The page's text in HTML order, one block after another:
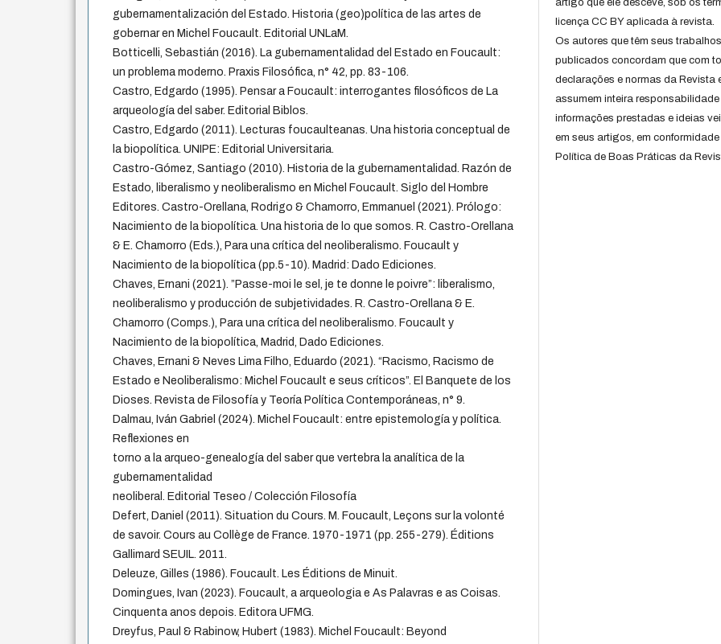
gubernamentalización del Estado. Historia (geo)política de las artes de
gobernar en Michel Foucault. Editorial UNLaM.
Botticelli, Sebastián (2016). La gubernamentalidad del Estado en Foucault:
un problema moderno. Praxis Filosófica, n° 42, pp. 83-106.
Castro, Edgardo (1995). Pensar a Foucault: interrogantes filosóficos de La
arqueología del saber. Editorial Biblos.
Castro, Edgardo (2011). Lecturas foucaulteanas. Una historia conceptual de
la biopolítica. UNIPE: Editorial Universitaria.
Castro-Gómez, Santiago (2010). Historia de la gubernamentalidad. Razón de
Estado, liberalismo y neoliberalismo en Michel Foucault. Siglo del Hombre
Editores. Castro-Orellana, Rodrigo & Chamorro, Emmanuel (2021). Prólogo:
Nacimiento de la biopolítica. Una historia de lo que somos. R. Castro-Orellana
& E. Chamorro (Eds.), Para una crítica del neoliberalismo. Foucault y
Nacimiento de la biopolítica (pp.5-10). Madrid: Dado Ediciones.
Chaves, Ernani (2021). ”Passe-moi le sel, je te donne le poivre”: liberalismo,
neoliberalismo y producción de subjetividades. R. Castro-Orellana & E.
Chamorro (Comps.), Para una crítica del neoliberalismo. Foucault y
Nacimiento de la biopolítica, Madrid, Dado Ediciones.
Chaves, Ernani & Neves Lima Filho, Eduardo (2021). “Racismo, Racismo de
Estado e Neoliberalismo: Michel Foucault e seus críticos”. El Banquete de los
Dioses. Revista de Filosofía y Teoría Política Contemporáneas, n° 9.
Dalmau, Iván Gabriel (2024). Michel Foucault: entre epistemología y política.
Reflexiones en
torno a la arqueo-genealogía del saber que vertebra la analítica de la
gubernamentalidad
neoliberal. Editorial Teseo / Colección Filosofía
Defert, Daniel (2011). Situation du Cours. M. Foucault, Leçons sur la volonté
de savoir. Cours au Collège de France. 1970-1971 (pp. 255-279). Éditions
Gallimard SEUIL. 2011.
Deleuze, Gilles (1986). Foucault. Les Éditions de Minuit.
Domingues, Ivan (2023). Foucault, a arqueologia e As Palavras e as Coisas.
Cinquenta anos depois. Editora UFMG.
Dreyfus, Paul & Rabinow, Hubert (1983). Michel Foucault: Beyond
artigo que ele desceve, sob os
licença CC BY aplicada à revista.
Os autores que têm seus trabalhos
publicados concordam que com
declarações e normas da Revista
assumem inteira responsabilidade
informações prestadas e ideias
em seus artigos, em
Política de Boas Práticas da